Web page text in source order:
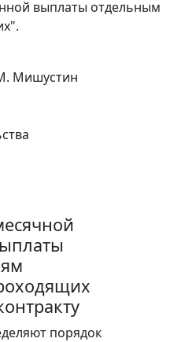
выплаты отдельным
Мишустин
порядок